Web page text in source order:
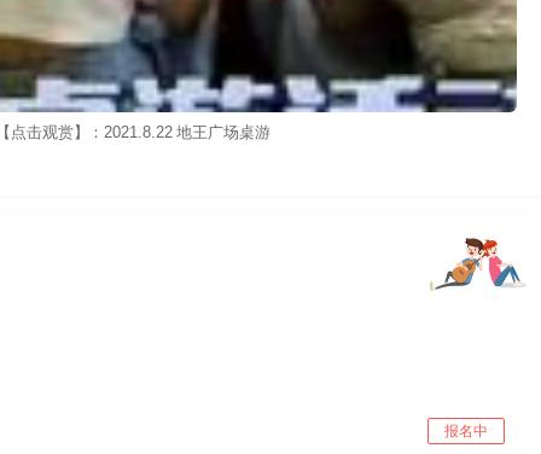
点击观赏】：2021.8.22 地王广场桌游
报名中